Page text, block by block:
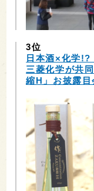
3位
日本酒×化学!?
三菱化学が共
縮H」お披露目